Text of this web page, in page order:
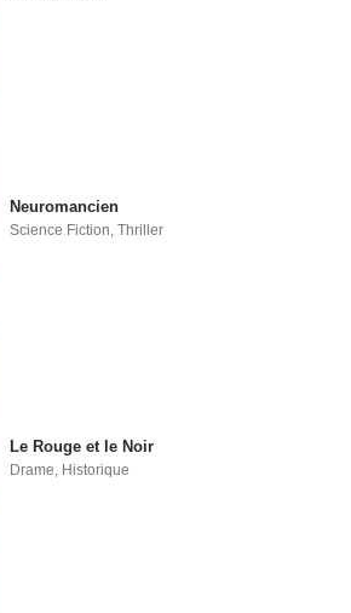
Neuromancien
Science Fiction,Thriller
Le Rouge et le Noir
Drame, Historique